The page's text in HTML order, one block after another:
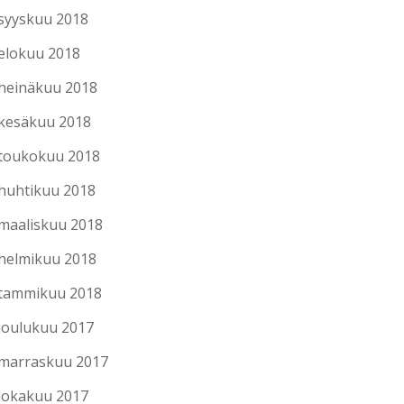
2018
2018
2018
2018
2018
2018
2018
2018
2018
2017
2017
2017